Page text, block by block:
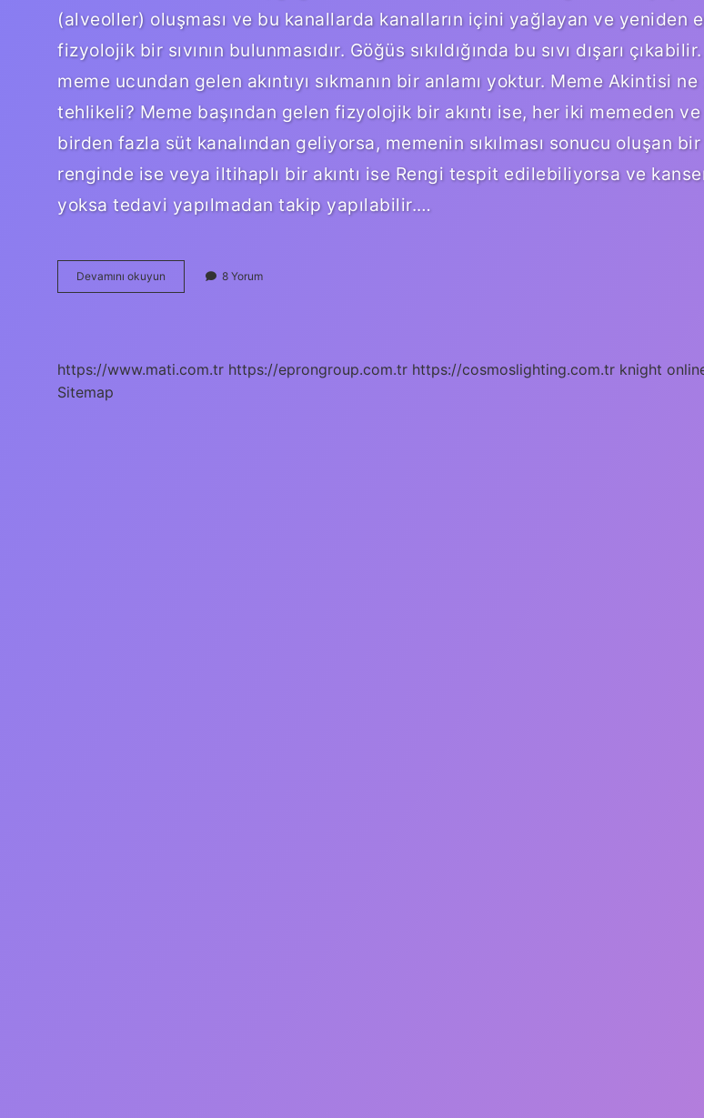
(alveoller) oluşması ve bu kanallarda kanalların içini yağlayan ve yeniden
fizyolojik bir sıvının bulunmasıdır. Göğüs sıkıldığında bu sıvı dışarı
meme ucundan gelen akıntıyı sıkmanın bir anlamı yoktur. Meme Akintisi
tehlikeli? Meme başından gelen fizyolojik bir akıntı ise, her iki memeden
birden fazla süt kanalından geliyorsa, memenin sıkılması sonucu oluşan bir
renginde ise veya iltihaplı bir akıntı ise Rengi tespit edilebiliyorsa ve
yoksa tedavi yapılmadan takip yapılabilir.…
Devamını okuyun
Sıkınca
8 Yorum
https://www.mati.com.tr https://eprongroup.com.tr https://cosmoslighting.com.tr knight
Sitemap